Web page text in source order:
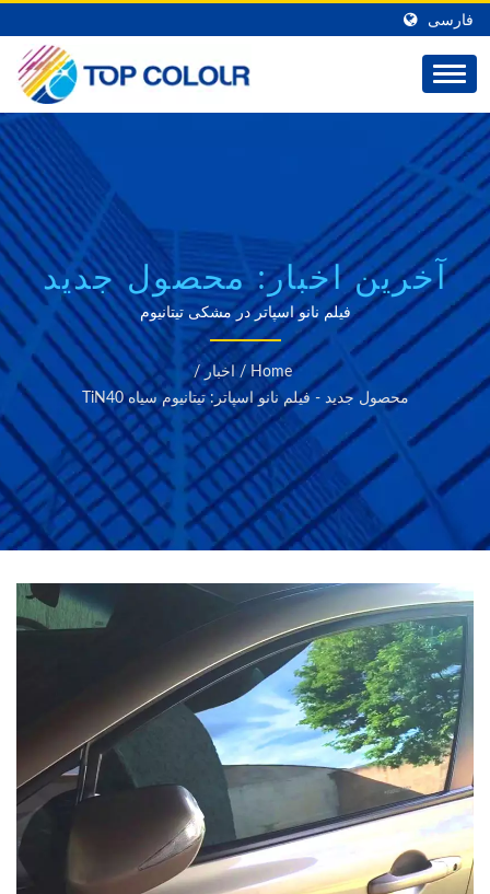
فارسی
آخرین اخبار: محصول جدید
- فیلم نانو اسپاتر: تیتانیوم
سیاه TIN40 | TOP
COLOUR
فیلم نانو اسپاتر در مشکی تیتانیوم
Home
/ اخبار /
محصول جدید - فیلم نانو اسپاتر: تیتانیوم سیاه TiN40